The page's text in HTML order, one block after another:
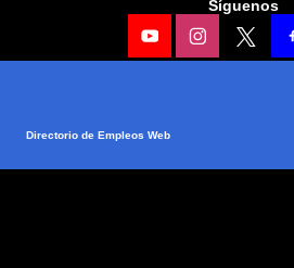
Síguenos
Directorio de Empleos Web